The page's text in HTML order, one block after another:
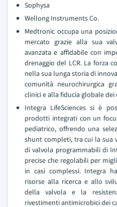
Sophysa
Wellong Instruments Co.
Medtronic occupa una
mercato grazie alla sua
avanzata e affidabile con
drenaggio del LCR. La forza
nella sua lunga storia di
comunità neurochirurgica
clinici e alla fiducia globale dei
Integra LifeSciences si è
prodotti integrati con un
pediatrico, offrendo una
shunt completi, tra cui la sua
di valvola programmabili di
precise che regolabili per
in casi complessi. Integra
risorse alla ricerca e allo
della valvola e la
rivestimenti antimicrobici dei